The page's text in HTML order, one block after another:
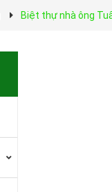
Biệt thự nhà ông